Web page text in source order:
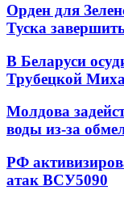
Орден для
Туска
В Беларуси
Трубецкой
Молдова
воды из-за
РФ
атак ВСУ5090